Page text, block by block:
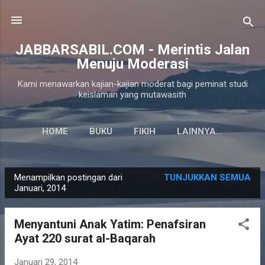
JABBARSABIL.COM - Merintis Jalan
Menuju Moderasi
Kami menawarkan kajian-kajian moderat bagi peminat studi
keislaman yang mutawasith
HOME BUKU FIKIH LAINNYA…
o
Menampilkan postingan dari
Januari, 2014
TUNJUKKAN SEMUA
Menyantuni Anak Yatim: Penafsiran
Ayat 220 surat al-Baqarah
Januari 29, 2014